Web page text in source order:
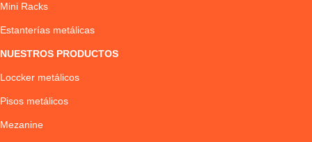
Mini Racks
Estanterías metálicas
NUESTROS PRODUCTOS
Loccker metálicos
Pisos metálicos
Mezanine